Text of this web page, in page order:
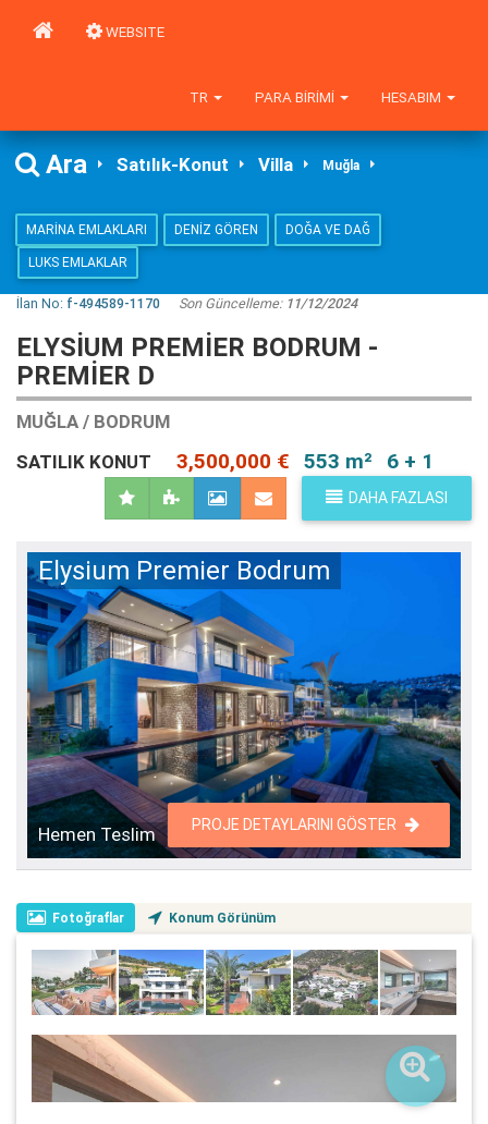
WEBSITE
HESABIM
PARA BIRIMI
TR
Ara Satılık-Konut Villa Muğla
MARINA EMLAKLARI DENIZ GÖREN
DOĞA VE DAĞ
LUKS EMLAKLAR
İlan No: f-494589-1170 Son Güncelleme: 11/12/2024
ELYSIUM PREMIER BODRUM -
PREMIER D
MUĞLA / BODRUM
SATILIK KONUT
3,500,000 € 553 m² 6 + 1
DAHA FAZLASI
Elysium Premier Bodrum
Hemen Teslim PROJE DETAYLARINI GÖSTER
Fotoğraflar Konum Görünüm